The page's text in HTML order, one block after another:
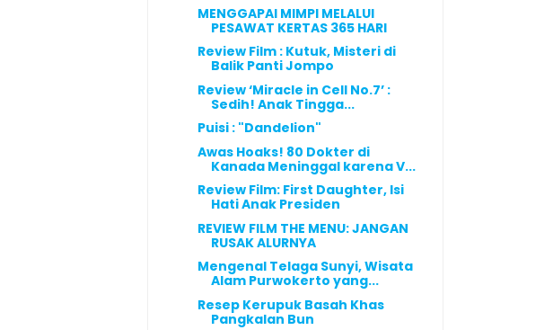
MENGGAPAI MIMPI MELALUI
PESAWAT KERTAS 365 HARI
Review Film : Kutuk, Misteri di
Balik Panti Jompo
Review ‘Miracle in Cell No.7’ :
Sedih! Anak Tingga...
Puisi : "Dandelion"
Awas Hoaks! 80 Dokter di
Kanada Meninggal karena V...
Review Film: First Daughter, Isi
Hati Anak Presiden
REVIEW FILM THE MENU: JANGAN
RUSAK ALURNYA
Mengenal Telaga Sunyi, Wisata
Alam Purwokerto yang...
Resep Kerupuk Basah Khas
Pangkalan Bun